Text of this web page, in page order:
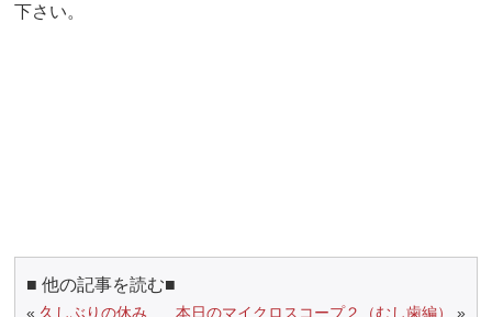
下さい。
■ 他の記事を読む■
« 久しぶりの休み 本日のマイクロスコープ２（むし歯編） »